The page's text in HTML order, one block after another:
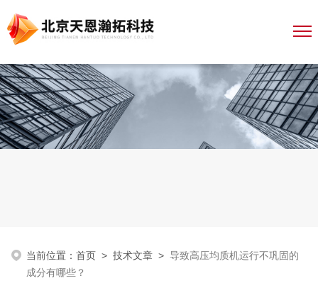
当前位置：首页 >技术文章 >导致高压均质机运行不巩固的
成分有哪些？